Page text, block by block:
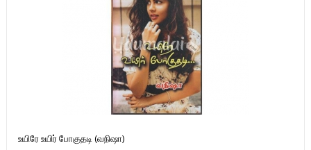
உயிரே உயிர் போகுதடி (வநிஷா)